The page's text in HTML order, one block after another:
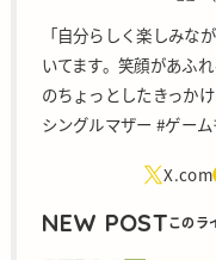
「自分らしく楽しみな
いてます。笑顔があふ
のちょっとしたきっか
シングルマザー #ゲー
NEW POST